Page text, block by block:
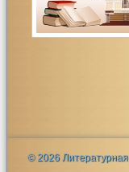
© 2026 Литературная